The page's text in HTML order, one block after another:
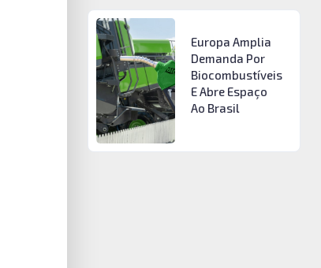
Europa Amplia
Demanda Por
Biocombustíveis
E Abre Espaço
Ao Brasil